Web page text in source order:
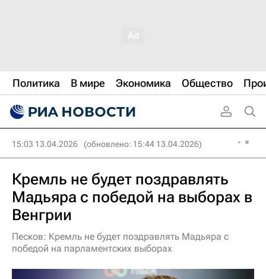
Политика В мире Экономика Общество
15:03 13.04.2026 (обновлено: 15:44 13.04.2026)
Кремль не будет поздравлять
Мадьяра с победой на выборах в
Венгрии
Песков: Кремль не будет поздравлять Мадьяра с
победой на парламентских выборах